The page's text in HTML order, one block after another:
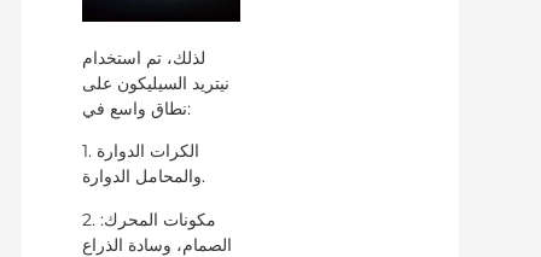
لذلك، تم استخدام
نيتريد السيليكون على
نطاق واسع في:
1. الكرات الدوارة
والمحامل الدوارة.
2. مكونات المحرك:
الصمام، وسادة الذراع